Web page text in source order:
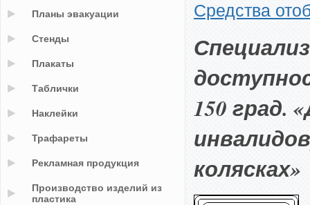
Средства
150 град.
колясках»
Планы эвакуации
Стенды
Плакаты
Таблички
Наклейки
Трафареты
Рекламная продукция
Производство изделий из
пластика